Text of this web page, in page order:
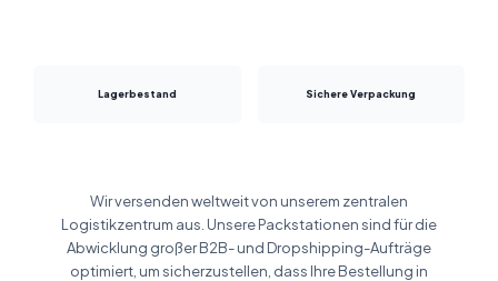
Lagerbestand Sichere Verpackung
Wir versenden weltweit von unserem zentralen
Logistikzentrum aus. Unsere Packstationen sind für die
Abwicklung großer B2B- und Dropshipping-Aufträge
optimiert, um sicherzustellen, dass Ihre Bestellung in